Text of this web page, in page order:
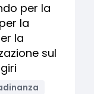
per la
la
la
sul